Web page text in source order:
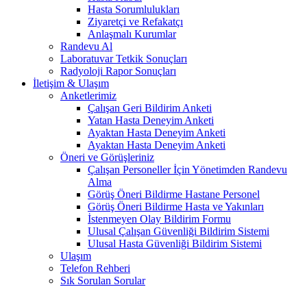
Hasta Sorumlulukları
Ziyaretçi ve Refakatçı
Anlaşmalı Kurumlar
Randevu Al
Laboratuvar Tetkik Sonuçları
Radyoloji Rapor Sonuçları
İletişim & Ulaşım
Anketlerimiz
Çalışan Geri Bildirim Anketi
Yatan Hasta Deneyim Anketi
Ayaktan Hasta Deneyim Anketi
Ayaktan Hasta Deneyim Anketi
Öneri ve Görüşleriniz
Çalışan Personeller İçin Yönetimden Randevu
Alma
Görüş Öneri Bildirme Hastane Personel
Görüş Öneri Bildirme Hasta ve Yakınları
İstenmeyen Olay Bildirim Formu
Ulusal Çalışan Güvenliği Bildirim Sistemi
Ulusal Hasta Güvenliği Bildirim Sistemi
Ulaşım
Telefon Rehberi
Sık Sorulan Sorular